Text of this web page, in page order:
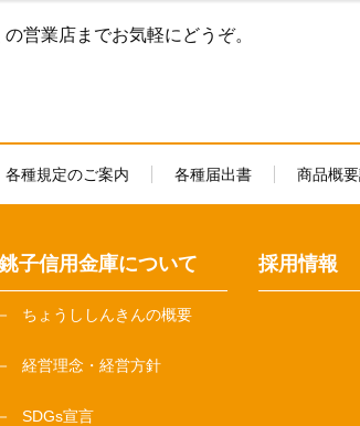
営業店までお気軽にどうぞ。
各種規定のご案内 各種届出書 商品概
銚子信用金庫について
ちょうししんきんの概要
経営理念・経営方針
SDGs宣言
採用情報